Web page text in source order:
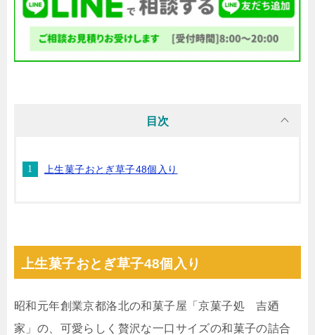
目次
上生菓子おとぎ草子48個入り
上生菓子おとぎ草子48個入り
昭和元年創業京都洛北の和菓子屋「京菓子処 吉廼
家」の、可愛らしく贅沢な一口サイズの和菓子の詰合